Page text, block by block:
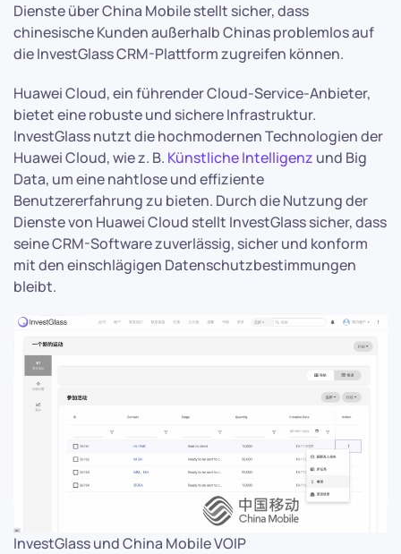
Dienste über China Mobile stellt sicher, dass
chinesische Kunden außerhalb Chinas problemlos auf
die InvestGlass CRM-Plattform zugreifen können.
Huawei Cloud, ein führender Cloud-Service-Anbieter,
bietet eine robuste und sichere Infrastruktur.
InvestGlass nutzt die hochmodernen Technologien der
Huawei Cloud, wie z. B. Künstliche Intelligenz und Big
Data, um eine nahtlose und effiziente
Benutzererfahrung zu bieten. Durch die Nutzung der
Dienste von Huawei Cloud stellt InvestGlass sicher, dass
seine CRM-Software zuverlässig, sicher und konform
mit den einschlägigen Datenschutzbestimmungen
bleibt.
InvestGlass und China Mobile VOIP